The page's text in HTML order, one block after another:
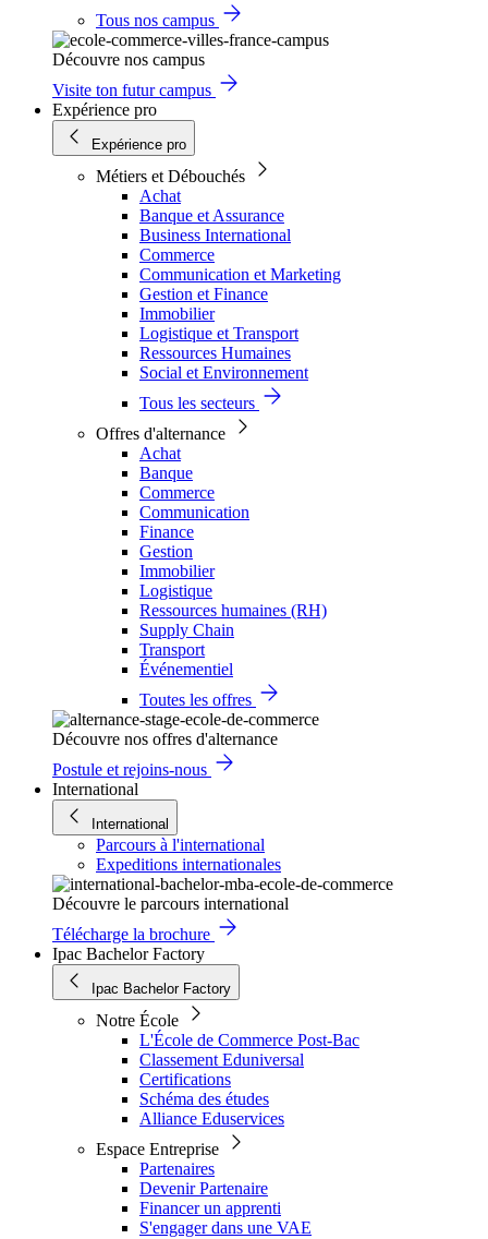
Tous nos campus
Découvre nos campus
Visite ton futur campus
Expérience pro
Expérience pro
Métiers et Débouchés
Achat
Banque et Assurance
Business International
Commerce
Communication et Marketing
Gestion et Finance
Immobilier
Logistique et Transport
Ressources Humaines
Social et Environnement
Tous les secteurs
Offres d'alternance
Achat
Banque
Commerce
Communication
Finance
Gestion
Immobilier
Logistique
Ressources humaines (RH)
Supply Chain
Transport
Événementiel
Toutes les offres
Découvre nos offres d'alternance
Postule et rejoins-nous
International
International
Parcours à l'international
Expeditions internationales
Découvre le parcours international
Télécharge la brochure
Ipac Bachelor Factory
Ipac Bachelor Factory
Notre École
L'École de Commerce Post-Bac
Classement Eduniversal
Certifications
Schéma des études
Alliance Eduservices
Espace Entreprise
Partenaires
Devenir Partenaire
Financer un apprenti
S'engager dans une VAE